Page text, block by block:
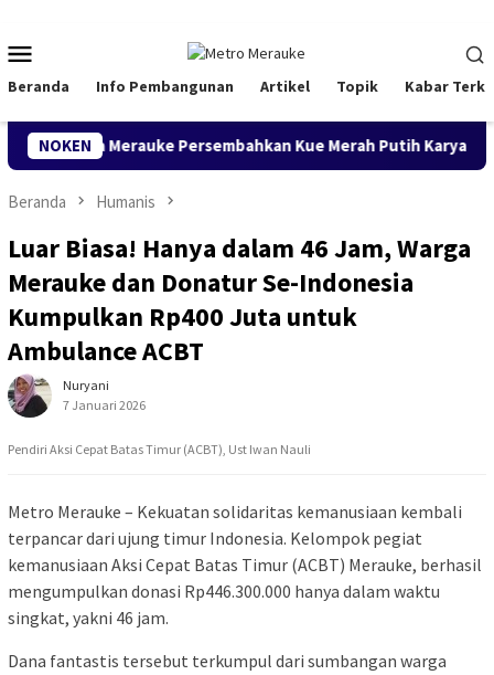
konten
Mobile
Beranda Info Pembangunan Artikel Topik Kabar
NOKEN
Merauke Persembahkan Kue Merah Putih Karya Siswa
Beranda Humanis
Luar Biasa! Hanya dalam 46 Jam, Warga
Merauke dan Donatur Se-Indonesia
Kumpulkan Rp400 Juta untuk
Ambulance ACBT
Nuryani
7 Januari 2026
Pendiri Aksi Cepat Batas Timur (ACBT), Ust Iwan Nauli
Metro Merauke – Kekuatan solidaritas kemanusiaan kembali
terpancar dari ujung timur Indonesia. Kelompok pegiat
kemanusiaan Aksi Cepat Batas Timur (ACBT) Merauke, berhasil
mengumpulkan donasi Rp446.300.000 hanya dalam waktu
singkat, yakni 46 jam.
Dana fantastis tersebut terkumpul dari sumbangan warga